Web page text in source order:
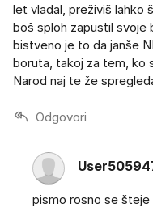
let vladal, preživiš lahko
boš sploh zapustil svoje
bistveno je to da janše
boruta, takoj za tem, ko
Narod naj te že
Odgovori
pismo rosno se šteje